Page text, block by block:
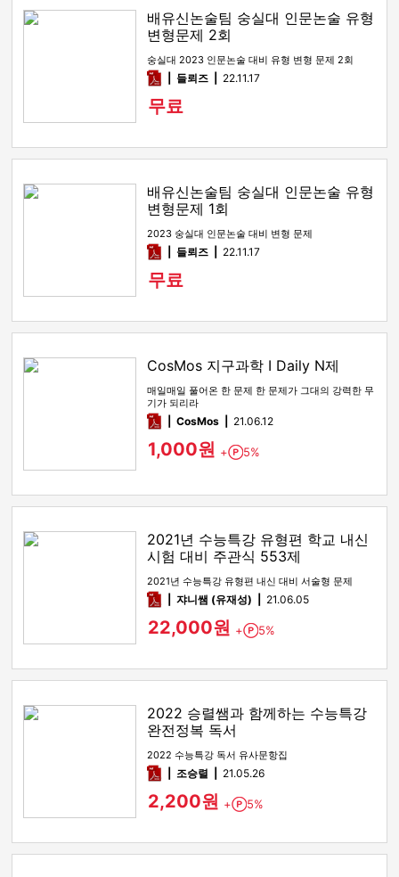
배유신논술팀 숭실대 인문논술 유형
변형문제 2회
숭실대 2023 인문논술 대비 유형 변형 문제 2회
pdf들뢰즈 22.11.17
무료
배유신논술팀 숭실대 인문논술 유형
변형문제 1회
2023 숭실대 인문논술 대비 변형 문제
pdf들뢰즈 22.11.17
무료
CosMos 지구과학 I Daily N제
매일매일 풀어온 한 문제 한 문제가 그대의 강력한 무
기가 되리라
pdfCosMos 21.06.12
1,000원 + Point
5%
2021년 수능특강 유형편 학교 내신
시험 대비 주관식 553제
2021년 수능특강 유형편 내신 대비 서술형 문제
pdf쟈니쌤 (유재성) 21.06.05
22,000원 + Point
5%
2022 승렬쌤과 함께하는 수능특강
완전정복 독서
2022 수능특강 독서 유사문항집
pdf조승렬 21.05.26
2,200원 + Point
5%